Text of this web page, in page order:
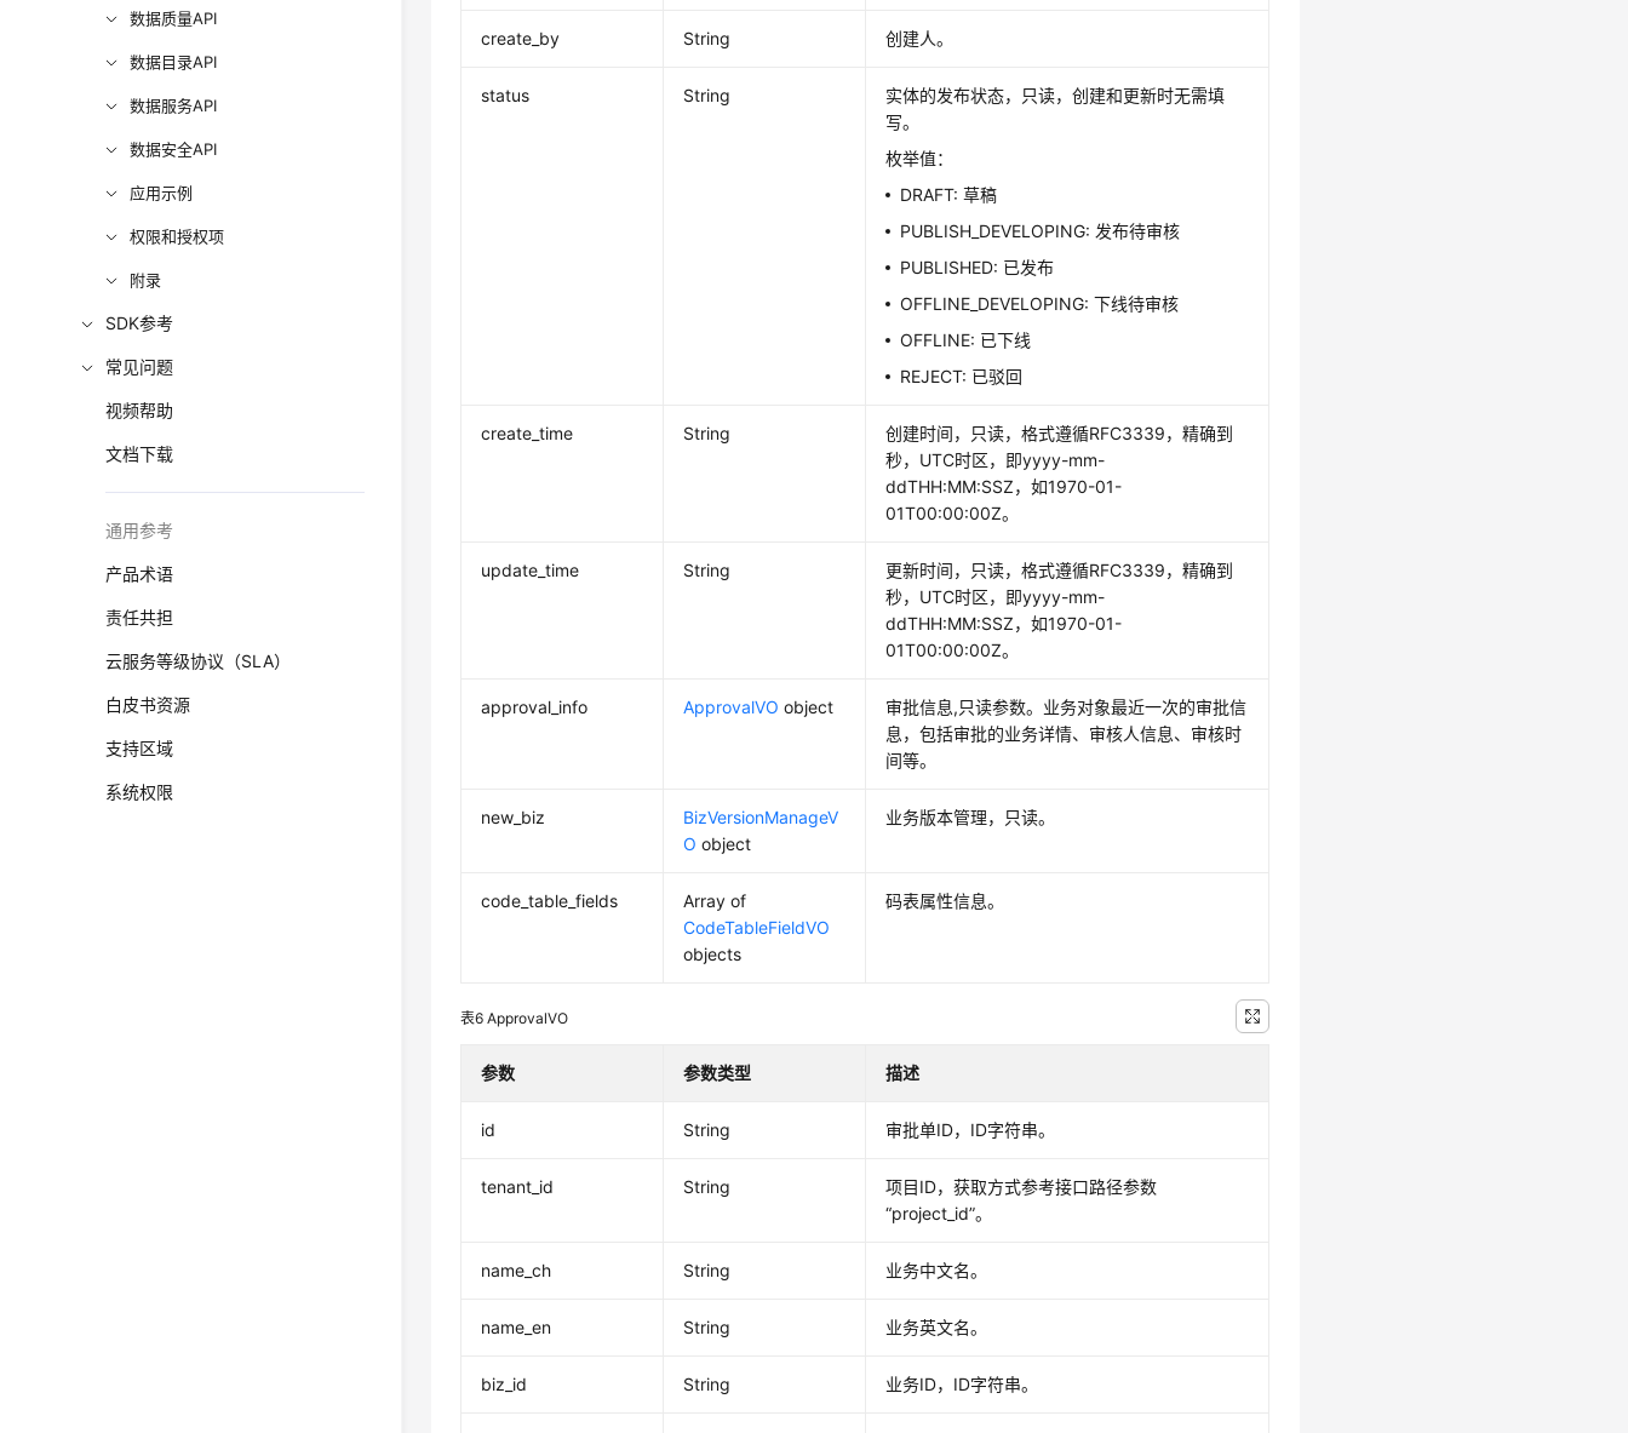
数据质量API
数据目录API
数据服务API
数据安全API
应用示例
权限和授权项
附录
SDK参考
常见问题
视频帮助
文档下载
通用参考
产品术语
责任共担
云服务等级协议（SLA）
白皮书资源
支持区域
系统权限
create_by String 创建人。
status String
实体的发布状态，只读，创建和更新时无需填
写。
枚举值：
DRAFT: 草稿
PUBLISH_DEVELOPING: 发布待审核
PUBLISHED: 已发布
OFFLINE_DEVELOPING: 下线待审核
OFFLINE: 已下线
REJECT: 已驳回
create_time String
创建时间，只读，格式遵循RFC3339，精确到
秒，UTC时区，即yyyy-mm-
ddTHH:MM:SSZ，如1970-01-
01T00:00:00Z。
update_time String
更新时间，只读，格式遵循RFC3339，精确到
秒，UTC时区，即yyyy-mm-
ddTHH:MM:SSZ，如1970-01-
01T00:00:00Z。
approval_info ApprovalVO object
审批信息,只读参数。业务对象最近一次的审批信
息，包括审批的业务详情、审核人信息、审核时
间等。
new_biz
BizVersionManageV
O object
业务版本管理，只读。
code_table_fields
Array of
CodeTableFieldVO
objects
码表属性信息。
表6ApprovalVO
参数 参数类型 描述
id String 审批单ID，ID字符串。
tenant_id String
项目ID，获取方式参考接口路径参数
“project_id”。
name_ch String 业务中文名。
name_en String 业务英文名。
biz_id String 业务ID，ID字符串。